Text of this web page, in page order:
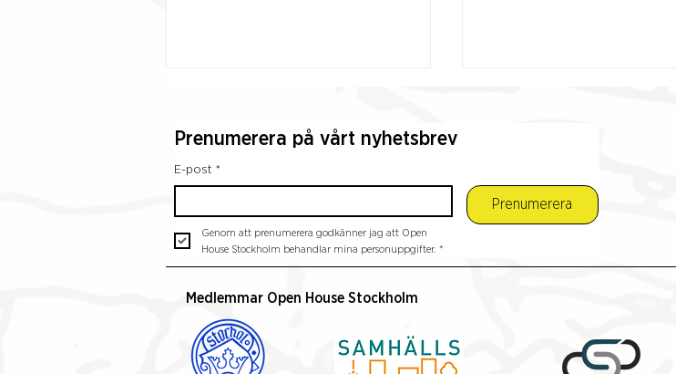
"Arkitektur är allas
angelägenhet" – Henrik
Open House Stockholm
medlem i Open House
Prenumerera på vårt nyhetsbrev
E-post *
Prenumerera
Genom att prenumerera godkänner jag att Open
House Stockholm behandlar mina personuppgifter. *
Medlemmar Open House Stockholm